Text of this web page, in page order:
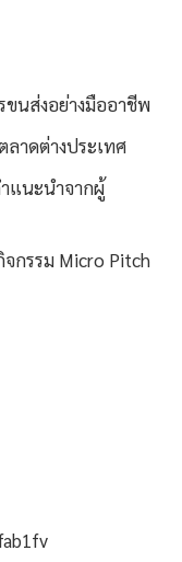
ขนส่งอย่างมืออาชีพ
ลาดต่างประเทศ
แนะนำจากผู้
จกรรม Micro Pitch